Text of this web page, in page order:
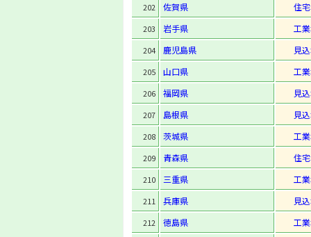
202 佐賀県 住
203 岩手県 工
204 鹿児島県 見
205 山口県 工
206 福岡県 見
207 島根県 見
208 茨城県 工
209 青森県 住
210 三重県 工
211 兵庫県 見
212 徳島県 工